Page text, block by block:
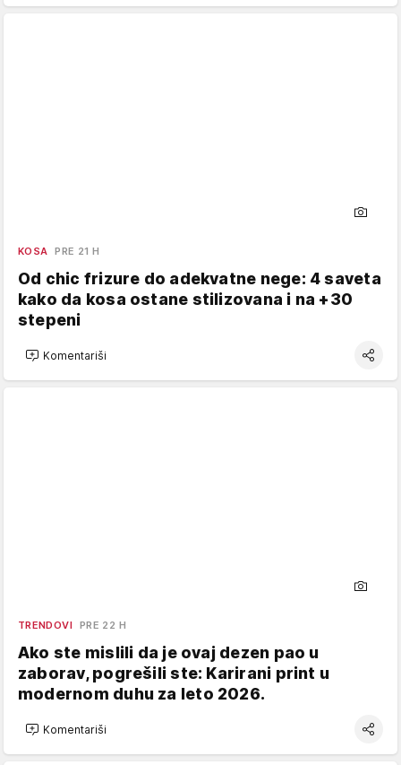
KOSA PRE 21 H
Od chic frizure do adekvatne nege: 4 saveta
kako da kosa ostane stilizovana i na +30
stepeni
Komentariši
TRENDOVI PRE 22 H
Ako ste mislili da je ovaj dezen pao u
zaborav, pogrešili ste: Karirani print u
modernom duhu za leto 2026.
Komentariši